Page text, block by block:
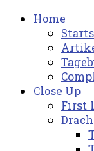
Home
Close Up
First